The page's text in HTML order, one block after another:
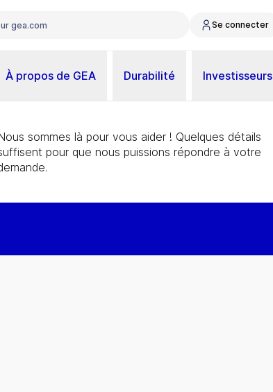
Se connecter
À propos de GEA Durabilité Investisseurs
sommes là pour vous aider ! Quelques détails
pour que nous puissions répondre à votre